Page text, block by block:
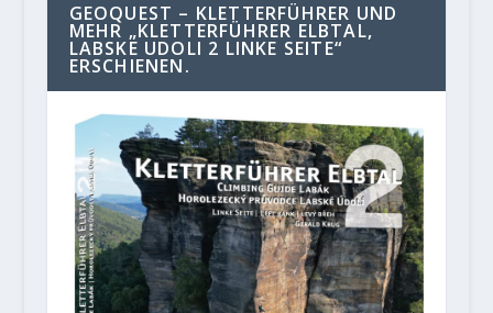
GEOQUEST – KLETTERFÜHRER UND
MEHR „KLETTERFÜHRER ELBTAL,
LABSKE UDOLI 2 LINKE SEITE“
ERSCHIENEN.